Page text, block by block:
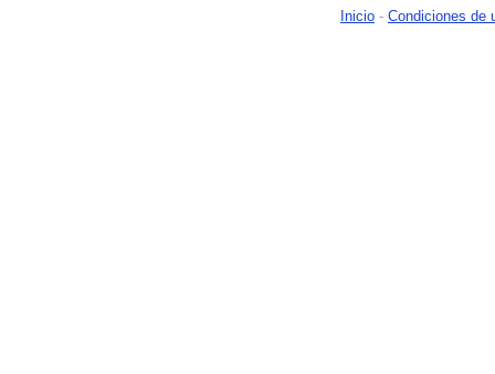
Inicio - Condiciones de